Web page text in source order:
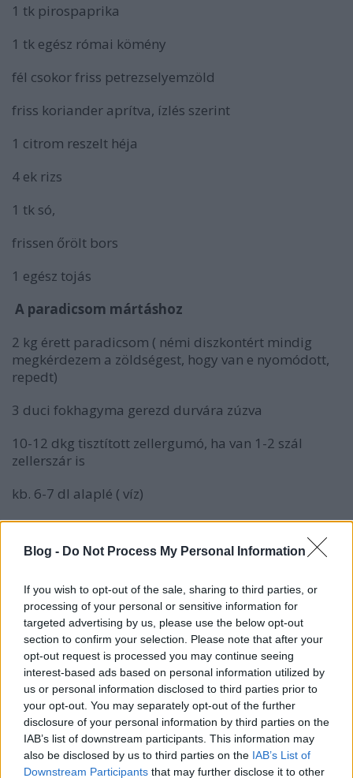
Blog - Do Not Process My Personal Information
If you wish to opt-out of the sale, sharing to third parties, or
processing of your personal or sensitive information for
targeted advertising by us, please use the below opt-out
section to confirm your selection. Please note that after your
opt-out request is processed you may continue seeing
interest-based ads based on personal information utilized by
us or personal information disclosed to third parties prior to
your opt-out. You may separately opt-out of the further
disclosure of your personal information by third parties on the
IAB’s list of downstream participants. This information may
also be disclosed by us to third parties on the IAB’s List of
Downstream Participants that may further disclose it to other
1 tk pirospaprika
1 tk egész római kömény
fél csokor friss petrezselyemzöld
friss koriander aprítva, ízlés szerint
1 citrom reszelt héja
4 ek rizs
1 tk só,
frissen őrölt bors
1 egész tojás
A paradicsom mártáshoz
2 kg érett paradicsom ( némi diszkontért mindig
megkérdezem a zöldségest, hogy van e nyomódott,
repedt)
3 duci fokhagyma gerezd durvára zúzva
10-12 dkg tisztított zellergumó, ha van 1-2 szál
zellerszár is
kb. 6-7 dl alaplé ( víz)
1 ek cukor
só, bors
A burgonyához
1,5 kg héjában főtt burgonya cikkekre vágva ( sós,
köményes vízben főzve)
1 ek currypor
1 csapot tk őrölt chili vagy chilipehely ( csípős
fűszerpaprikát is használhatunk)
fél dl olaj